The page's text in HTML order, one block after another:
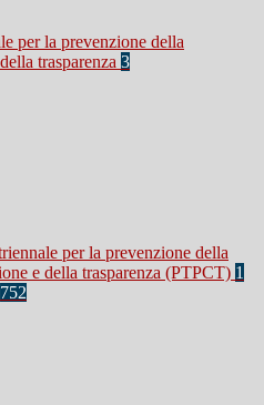
per la prevenzione della
trasparenza 3
per la prevenzione della
e della trasparenza (PTPCT) 1
752